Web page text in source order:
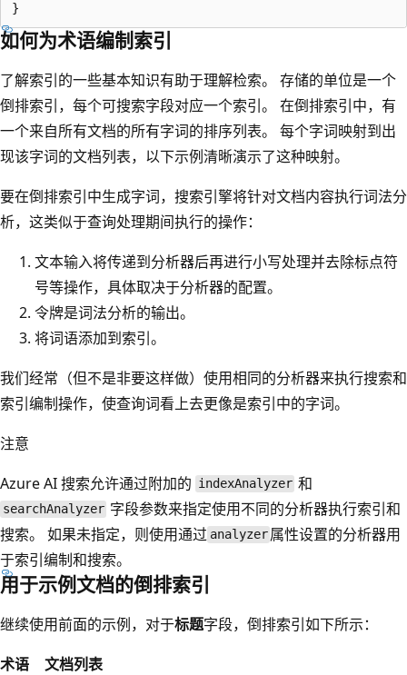
如何为术语编制索引
了解索引的一些基本知识有助于理解检索。 存储的单位是一个
倒排索引，每个可搜索字段对应一个索引。 在倒排索引中，有
一个来自所有文档的所有字词的排序列表。 每个字词映射到出
现该字词的文档列表，以下示例清晰演示了这种映射。
要在倒排索引中生成字词，搜索引擎将针对文档内容执行词法分
析，这类似于查询处理期间执行的操作：
文本输入将传递到分析器后再进行小写处理并去除标点符
号等操作，具体取决于分析器的配置。
令牌是词法分析的输出。
将词语添加到索引。
我们经常（但不是非要这样做）使用相同的分析器来执行搜索和
索引编制操作，使查询词看上去更像是索引中的字词。
注意
Azure AI 搜索允许通过附加的 indexAnalyzer 和
searchAnalyzer 字段参数来指定使用不同的分析器执行索引和
搜索。 如果未指定，则使用通过 analyzer 属性设置的分析器用
于索引编制和搜索。
用于示例文档的倒排索引
继续使用前面的示例，对于标题字段，倒排索引如下所示：
术语
文档列表